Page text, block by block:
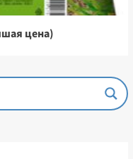
цена)
семян (Лучшая